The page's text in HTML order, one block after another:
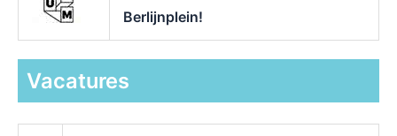
Berlijnplein!
Vacatures